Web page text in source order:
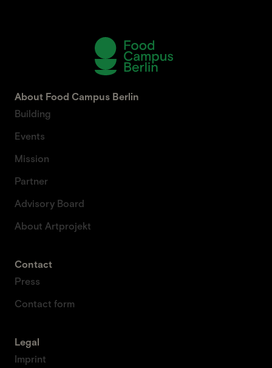
About Food Campus Berlin
Building
Events
Mission
Partner
Advisory Board
About Artprojekt
Contact
Press
Contact form
Legal
Imprint